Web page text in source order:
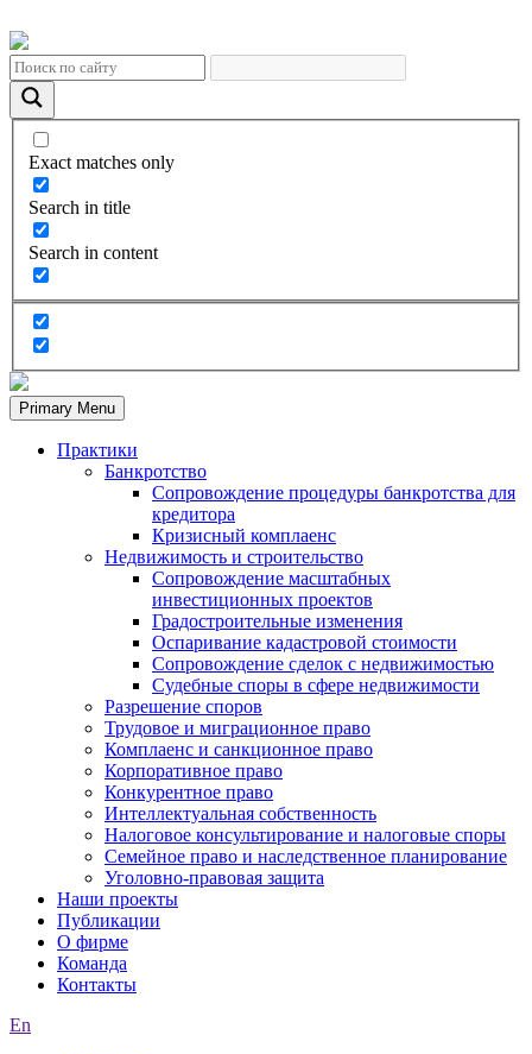
Exact matches only
Search in title
Search in content
Primary Menu
Практики
Банкротство
Сопровождение процедуры банкротства для
кредитора
Кризисный комплаенс
Недвижимость и строительство
Сопровождение масштабных
инвестиционных проектов
Градостроительные изменения
Оспаривание кадастровой стоимости
Сопровождение сделок с недвижимостью
Судебные споры в сфере недвижимости
Разрешение споров
Трудовое и миграционное право
Комплаенс и санкционное право
Корпоративное право
Конкурентное право
Интеллектуальная собственность
Налоговое консультирование и налоговые споры
Семейное право и наследственное планирование
Уголовно-правовая защита
Наши проекты
Публикации
О фирме
Команда
Контакты
En